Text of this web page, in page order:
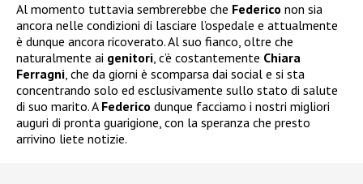
Al momento tuttavia sembrerebbe che Federico non sia
ancora nelle condizioni di lasciare l’ospedale e attualmente
è dunque ancora ricoverato. Al suo fianco, oltre che
naturalmente ai genitori, c’è costantemente Chiara
Ferragni, che da giorni è scomparsa dai social e si sta
concentrando solo ed esclusivamente sullo stato di salute
di suo marito. A Federico dunque facciamo i nostri migliori
auguri di pronta guarigione, con la speranza che presto
arrivino liete notizie.